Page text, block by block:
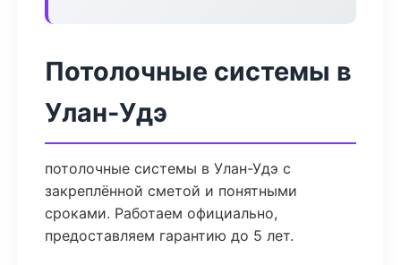
Потолочные системы в
Улан-Удэ
потолочные системы в Улан-Удэ с
закреплённой сметой и понятными
сроками. Работаем официально,
предоставляем гарантию до 5 лет.